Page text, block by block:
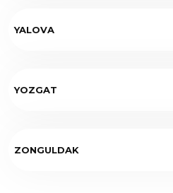
YALOVA
YOZGAT
ZONGULDAK